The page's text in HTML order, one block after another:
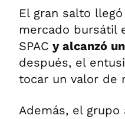
El gran salto
mercado bursátil
SPAC y alcanzó
después, el
tocar un valor de
Además, el